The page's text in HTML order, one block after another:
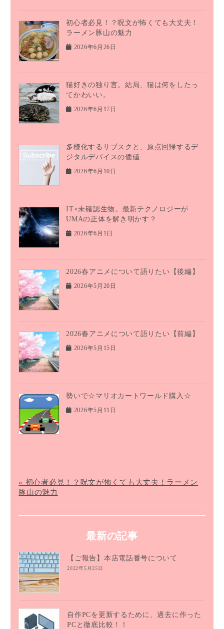
初心者必見！？呪文が怖くても大丈夫！
ラーメン豚山の魅力
2026年6月26日
猫好きの独り言。結局、猫は何をしたっ
てかわいい。
2026年6月17日
多様化するサブスクと、原点回帰するデ
ジタルデバイスの価値
2026年6月10日
IT×未確認生物。最新テクノロジーが
UMAの正体を解き明かす？
2026年6月1日
2026春アニメについて語りたい【後編】
2026年5月20日
2026春アニメについて語りたい【前編】
2026年5月15日
勢いで☆マリオカートワールド購入☆
2026年5月11日
« 初心者必見！？呪文が怖くても大丈夫！ラーメン
豚山の魅力
最新の記事
【ご報告】本店電話番号について
2022年5月25日
自作PCを更新するために、過去に作った
PCと徹底比較！！